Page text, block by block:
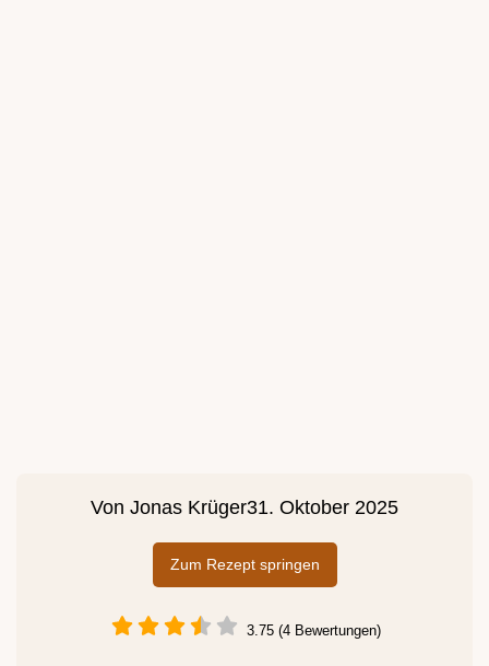
Von Jonas Krüger31. Oktober 2025
Zum Rezept springen
3.75 (4 Bewertungen)